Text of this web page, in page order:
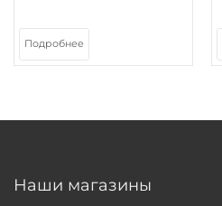
Подробнее
Наши магазины